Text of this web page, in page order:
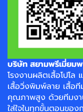
บริษัท สยามพรีเมี่ยม
โรงงานผลิตเสื้อโปโล
เสื้อวิ่งพิมพ์ลาย เสื้อ
คุณภาพสูง ด้วยทีมงา
ใส่ใจในทุกขั้นตอนขอ